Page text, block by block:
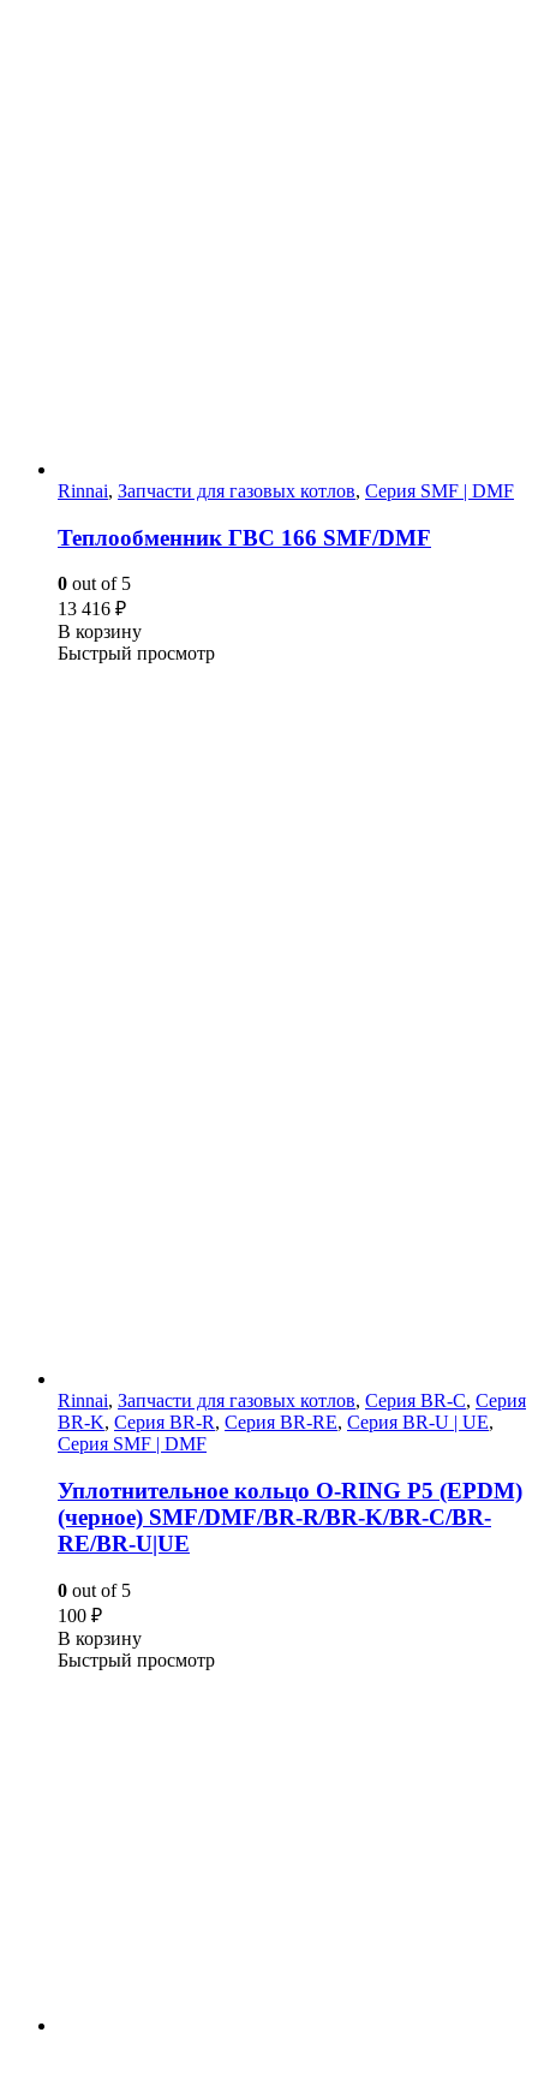
Rinnai, Запчасти для газовых котлов, Серия SMF | DMF
Теплообменник ГВС 166 SMF/DMF
0 out of 5
13 416 ₽
В корзину
Быстрый просмотр
Rinnai, Запчасти для газовых котлов, Серия BR-C, Серия
BR-K, Серия BR-R, Серия BR-RE, Серия BR-U | UE,
Серия SMF | DMF
Уплотнительное кольцо O-RING Р5 (EPDM)
(черное) SMF/DMF/BR-R/BR-K/BR-C/BR-
RE/BR-U|UE
0 out of 5
100 ₽
В корзину
Быстрый просмотр